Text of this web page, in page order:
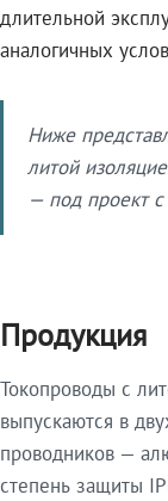
длительной
аналогичных
Ниже
литой
— под проект
Продукция
Токопроводы с
выпускаются в
проводников —
степень защиты